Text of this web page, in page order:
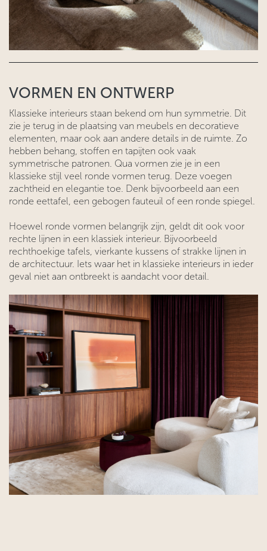
VORMEN EN ONTWERP
Klassieke interieurs staan bekend om hun symmetrie. Dit
zie je terug in de plaatsing van meubels en decoratieve
elementen, maar ook aan andere details in de ruimte. Zo
hebben behang, stoffen en tapijten ook vaak
symmetrische patronen. Qua vormen zie je in een
klassieke stijl veel ronde vormen terug. Deze voegen
zachtheid en elegantie toe. Denk bijvoorbeeld aan een
ronde eettafel, een gebogen fauteuil of een ronde spiegel.
Hoewel ronde vormen belangrijk zijn, geldt dit ook voor
rechte lijnen in een klassiek interieur. Bijvoorbeeld
rechthoekige tafels, vierkante kussens of strakke lijnen in
de architectuur. Iets waar het in klassieke interieurs in ieder
geval niet aan ontbreekt is aandacht voor detail.